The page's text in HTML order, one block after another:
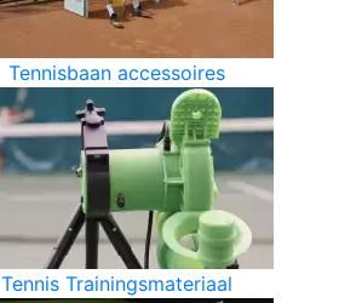
Tennisbaan accessoires
Tennis Trainingsmateriaal